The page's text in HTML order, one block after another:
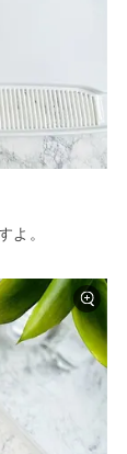
。